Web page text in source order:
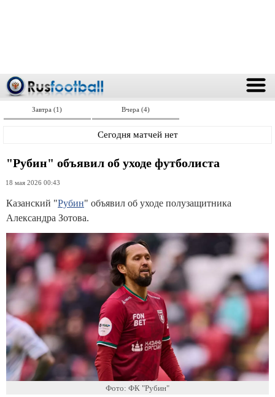
Завтра (1) Вчера (4)
Сегодня матчей нет
"Рубин" объявил об уходе футболиста
18 мая 2026 00:43
Казанский "Рубин" объявил об уходе полузащитника
Александра Зотова.
Фото: ФК "Рубин"